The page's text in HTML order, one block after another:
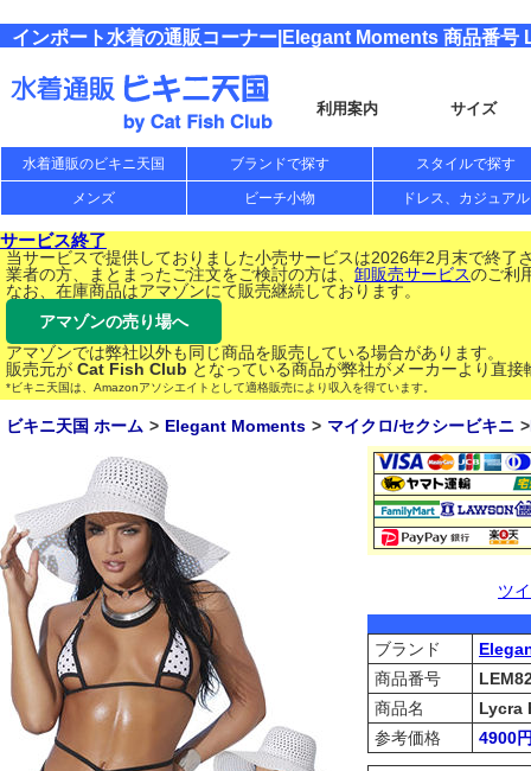
インポート水着の通販コーナー|Elegant Moments 商品番号
利用案内 サイズ
水着通販のビキニ天国 ブランドで探す スタイルで探す
メンズ ビーチ小物 ドレス、カジュアル
サービス終了
当サービスで提供しておりました小売サービスは2026年2月末で終了
業者の方、まとまったご注文をご検討の方は、 卸販売サービスのご利
なお、在庫商品はアマゾンにて販売継続しております。
アマゾンの売り場へ
アマゾンでは弊社以外も同じ商品を販売している場合があります。
販売元が Cat Fish Club となっている商品が弊社がメーカーより直
*ビキニ天国は、Amazonアソシエイトとして適格販売により収入を得ています。
ビキニ天国 ホーム Elegant Moments マイクロ/セクシービキニ
ツ
ブランド
商品番号
商品名
Lycra
参考価格
4900